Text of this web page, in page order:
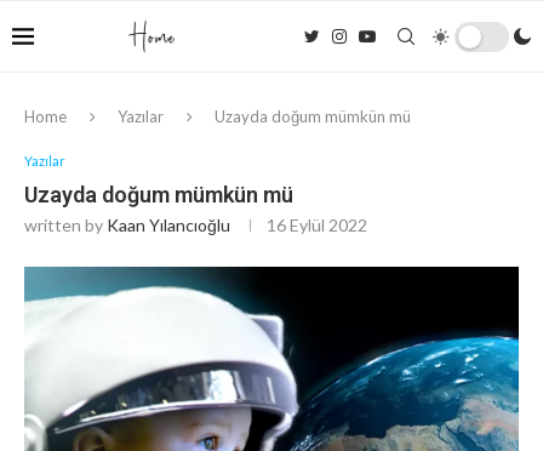
Home Yazılar Uzayda doğum mümkün mü
Yazılar
Uzayda doğum mümkün mü
written by Kaan Yılancıoğlu 16 Eylül 2022